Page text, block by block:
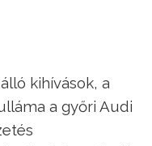
kihívások, a
a győri Audi